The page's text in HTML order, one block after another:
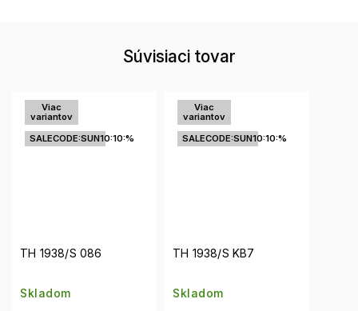
Súvisiaci tovar
Viac
variantov
SALECODE:SUN10:10:%
TH 1938/S 086
Skladom
Viac
variantov
SALECODE:SUN10:10:%
TH 1938/S KB7
Skladom